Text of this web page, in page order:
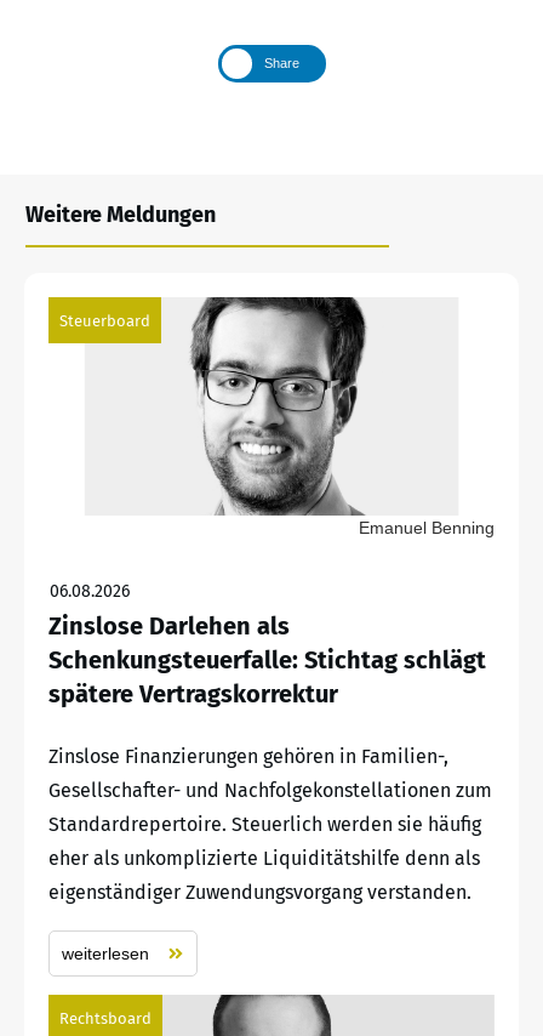
Share
Weitere Meldungen
Steuerboard
Emanuel Benning
06.08.2026
Zinslose Darlehen als
Schenkungsteuerfalle: Stichtag schlägt
spätere Vertragskorrektur
Zinslose Finanzierungen gehören in Familien-,
Gesellschafter- und Nachfolgekonstellationen zum
Standardrepertoire. Steuerlich werden sie häufig
eher als unkomplizierte Liquiditätshilfe denn als
eigenständiger Zuwendungsvorgang verstanden.
weiterlesen
Rechtsboard